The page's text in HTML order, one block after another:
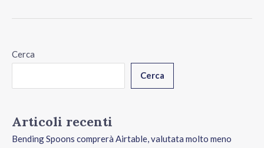
Cerca
Cerca
Articoli recenti
Bending Spoons comprerà Airtable, valutata molto meno